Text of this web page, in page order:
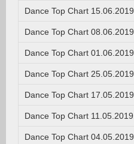
Dance Top Chart 15.06.2019.
Dance Top Chart 08.06.2019.
Dance Top Chart 01.06.2019.
Dance Top Chart 25.05.2019.
Dance Top Chart 17.05.2019.
Dance Top Chart 11.05.2019.
Dance Top Chart 04.05.2019.